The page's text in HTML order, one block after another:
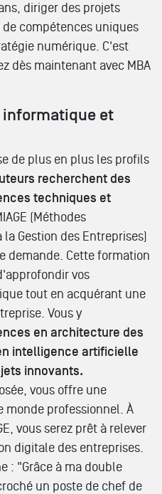
diriger des projets
compétences uniques
numérique. C'est
dès maintenant avec MBA
informatique et
de plus en plus les profils
recherchent des
techniques et
(Méthodes
Gestion des Entreprises)
demande. Cette formation
vos
tout en acquérant une
Vous y
en architecture des
intelligence artificielle
innovants.
vous offre une
monde professionnel. À
vous serez prêt à relever
digitale des entreprises.
: "Grâce à ma double
un poste de chef de